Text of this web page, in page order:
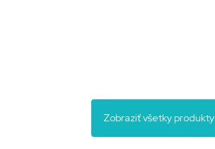
Zobraziť všetky produkty